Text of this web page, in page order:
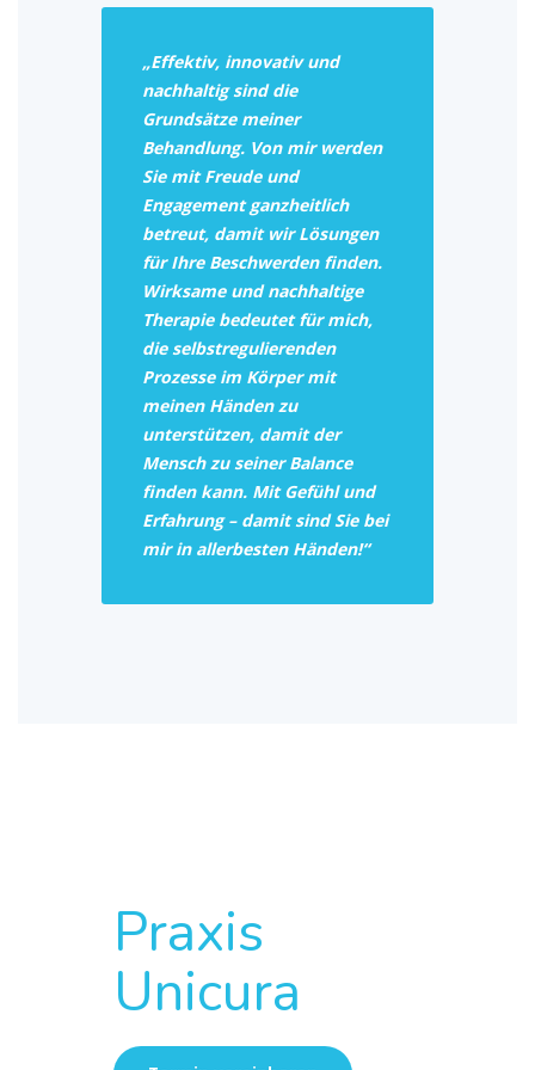
„Effektiv, innovativ und
nachhaltig sind die
Grundsätze meiner
Behandlung. Von mir werden
Sie mit Freude und
Engagement ganzheitlich
betreut, damit wir Lösungen
für Ihre Beschwerden finden.
Wirksame und nachhaltige
Therapie bedeutet für mich,
die selbstregulierenden
Prozesse im Körper mit
meinen Händen zu
unterstützen, damit der
Mensch zu seiner Balance
finden kann. Mit Gefühl und
Erfahrung – damit sind Sie bei
mir in allerbesten Händen!“
Praxis
Unicura